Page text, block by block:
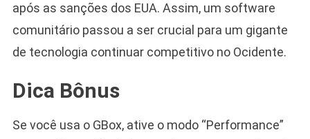
após as sanções dos EUA. Assim, um software
comunitário passou a ser crucial para um gigante
de tecnologia continuar competitivo no Ocidente.
Dica Bônus
Se você usa o GBox, ative o modo “Performance”